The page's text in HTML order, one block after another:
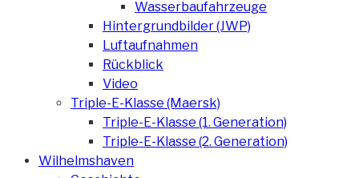
Wasserbaufahrzeuge
Hintergrundbilder (JWP)
Luftaufnahmen
Rückblick
Video
Triple-E-Klasse (Maersk)
Triple-E-Klasse (1. Generation)
Triple-E-Klasse (2. Generation)
Wilhelmshaven